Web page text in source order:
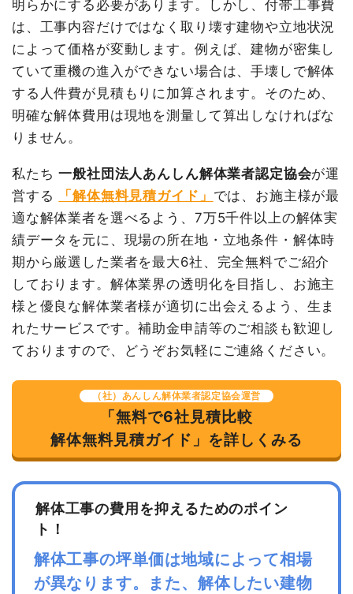
坪数 123坪
建物解体費用 494万8,000円
総額 585万円
鉄骨造工場123坪3階建
て
123坪
40,228
円
4,948,000
円
養生費
520m² 800円
416,000円
土間コンクリート撤去
1式
64,000円
外階段撤去
1式
100,000円
物置撤去
1棟
50,000
円
50,000円
諸経費
272,000円
5,850,000
円
消費税
0円
合計金額
5,850,000
建物解体費用 315万7,975円
総額 450万円
品名 数量 単価
金額
内装解体店舗39坪1階建
て
39
80,974
3,157,975円
看板撤去
1式
380,000円
諸経費
520,000円
値引き
7,772円
小計
4,090,203円
消費税
409,797円
合計金額
4,500,000円
建物の種類/構造 内装解体病院1階建て
坪数 7坪
建物解体費用 13万円
品名 数量 単価
金額
内装解体病院7坪1階建て
7坪 18,571円
130,000円
明らかにする必要があります。しかし、付帯工事費
は、工事内容だけではなく取り壊す建物や立地状況
によって価格が変動します。例えば、建物が密集し
ていて重機の進入ができない場合は、手壊しで解体
する人件費が見積もりに加算されます。そのため、
明確な解体費用は現地を測量して算出しなければな
りません。
私たち一般社団法人あんしん解体業者認定協会が運
営する
「解体無料見積ガイド」 では、お施主様が最
適な解体業者を選べるよう、7万5千件以上の解体実
績データを元に、現場の所在地・立地条件・解体時
期から厳選した業者を最大6社、完全無料でご紹介
しております。解体業界の透明化を目指し、お施主
様と優良な解体業者様が適切に出会えるよう、生ま
れたサービスです。補助金申請等のご相談も歓迎し
ておりますので、どうぞお気軽にご連絡ください。
（社）あんしん解体業者認定協会運営
「無料で6社見積比較
解体無料見積ガイド」を詳しくみる
解体工事の費用を抑えるためのポイン
ト！
解体工事の坪単価は地域によって相場
が異なります。また、解体したい建物